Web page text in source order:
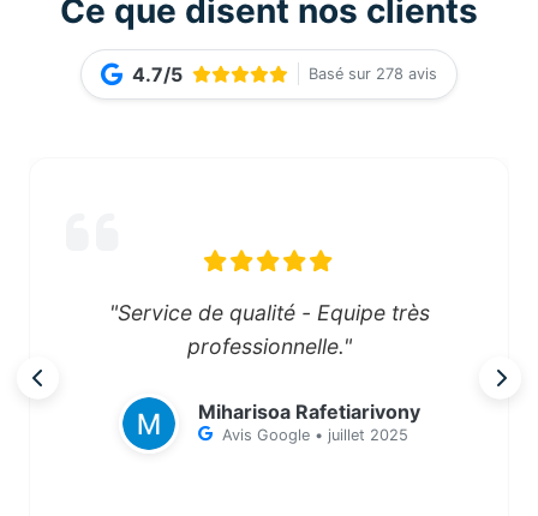
Ce que disent nos clients
4.7/5 Basé sur 278 avis
"Service de qualité - Equipe très
professionnelle."
Miharisoa Rafetiarivony
Avis Google • juillet 2025